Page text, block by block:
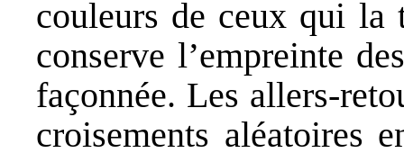
couleurs de ceux qui la
conserve l’empreinte
façonnée. Les allers-
croisements aléatoires